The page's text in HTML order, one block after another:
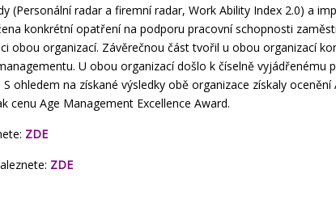
(Personální radar a firemní radar, Work Ability Index 2.0) a
konkrétní opatření na podporu pracovní schopnosti
obou organizací. Závěrečnou část tvořil u obou organizací
U obou organizací došlo k číselně vyjádřenému
ohledem na získané výsledky obě organizace získaly
cenu Age Management Excellence Award.
ZDE
ZDE